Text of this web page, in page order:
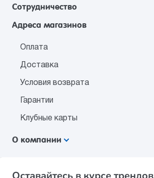
Сотрудничество
Адреса магазинов
Оплата
Доставка
Условия возврата
Гарантии
Клубные карты
О компании